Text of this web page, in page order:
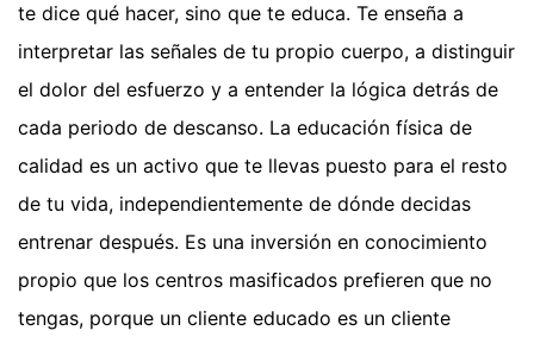
te dice qué hacer, sino que te educa. Te enseña a
interpretar las señales de tu propio cuerpo, a distinguir
el dolor del esfuerzo y a entender la lógica detrás de
cada periodo de descanso. La educación física de
calidad es un activo que te llevas puesto para el resto
de tu vida, independientemente de dónde decidas
entrenar después. Es una inversión en conocimiento
propio que los centros masificados prefieren que no
tengas, porque un cliente educado es un cliente